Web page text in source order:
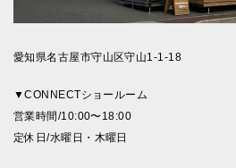
愛知県名古屋市守山区守山1-1-18
▼CONNECTショールーム
営業時間/10:00〜18:00
定休日/水曜日・木曜日